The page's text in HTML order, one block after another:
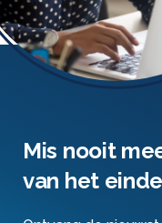
Mis nooit
van het